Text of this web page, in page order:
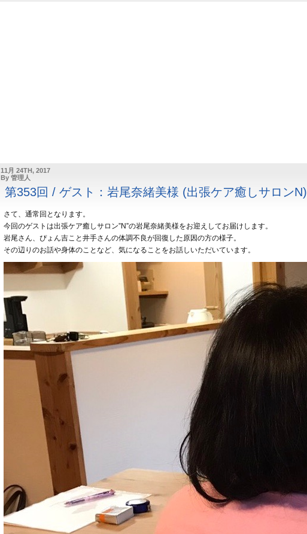
11月 24TH, 2017
By 管理人
第353回 / ゲスト：岩尾奈緒美様 (出張ケア癒しサロンN)
さて、通常回となります。
今回のゲストは出張ケア癒しサロン”N”の岩尾奈緒美様をお迎えしてお届けします。
岩尾さん、ぴょん吉こと井手さんの体調不良が回復した原因の方の様子。
その辺りのお話や身体のことなど、気になることをお話しいただいています。